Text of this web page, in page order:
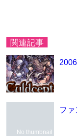
関連記事
No thumbnail
ファ